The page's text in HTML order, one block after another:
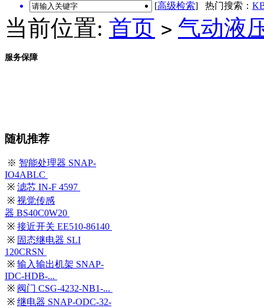
[高级检索] 热门搜索：
当前位置: 首页 > 气动液
服务保障
随机推荐
※ 智能处理器 SNAP-
IO4ABLC
※ 滤芯 IN-F 4597
※ 视觉传感
器 BS40C0W20
※ 接近开关 EE510-86140
※ 固态继电器 SLI
120CRSN
※ 输入输出机架 SNAP-
IDC-HDB-...
※ 阀门 CSG-4232-NB1-...
※ 继电器 SNAP-ODC-32-